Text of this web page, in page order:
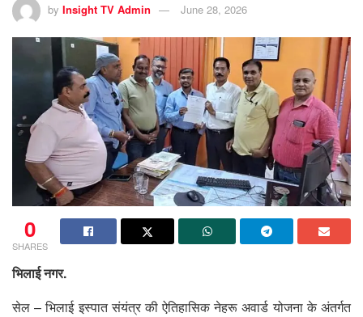
by Insight TV Admin June 28, 2026
0
SHARES
भिलाई नगर.
सेल – भिलाई इस्पात संयंत्र की ऐतिहासिक नेहरू अवार्ड योजना के अंतर्गत